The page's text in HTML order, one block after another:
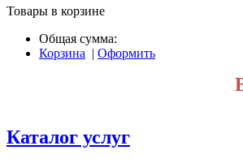
Товары в корзине
Общая сумма:
Корзина | Оформить
Каталог услуг